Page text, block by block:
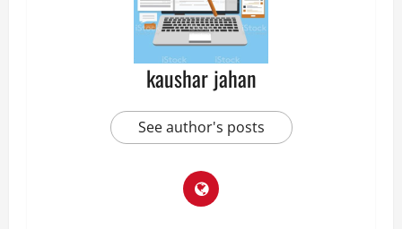
kaushar jahan
See author's posts